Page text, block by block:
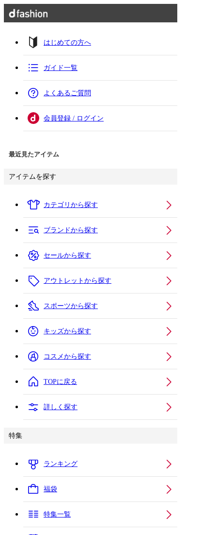
はじめての方へ
ガイド一覧
よくあるご質問
会員登録 / ログイン
最近見たアイテム
アイテムを探す
カテゴリから探す
ブランドから探す
セールから探す
アウトレットから探す
スポーツから探す
キッズから探す
コスメから探す
TOPに戻る
詳しく探す
特集
ランキング
福袋
特集一覧